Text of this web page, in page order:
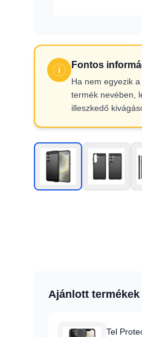
Fontos
Ha nem egyezik
termék nevében,
illeszkedő
Ajánlott termékek
Tel